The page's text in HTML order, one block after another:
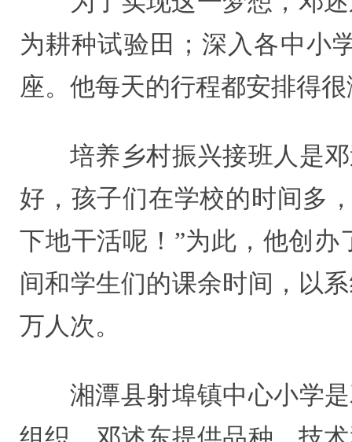
为耕种试验田；深入各中小
座。他每天的行程都安排得
培养乡村振兴接班人是
好，孩子们在学校的时间多
下地干活呢！”为此，他创
间和学生们的课余时间，以
万人次。
湘潭县射埠镇中心小学